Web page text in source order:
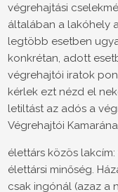
végrehajtási
általában a lakóhely
legtöbb esetben
konkrétan, adott
végrehajtói iratok
kérlek ezt nézd el
letiltást az adós a
Végrehajtói
élettárs közös
élettársi minőség.
csak ingónál (azaz a